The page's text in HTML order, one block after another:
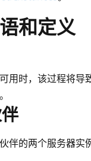
和定义
用时，该过程将
伴的两个服务器实